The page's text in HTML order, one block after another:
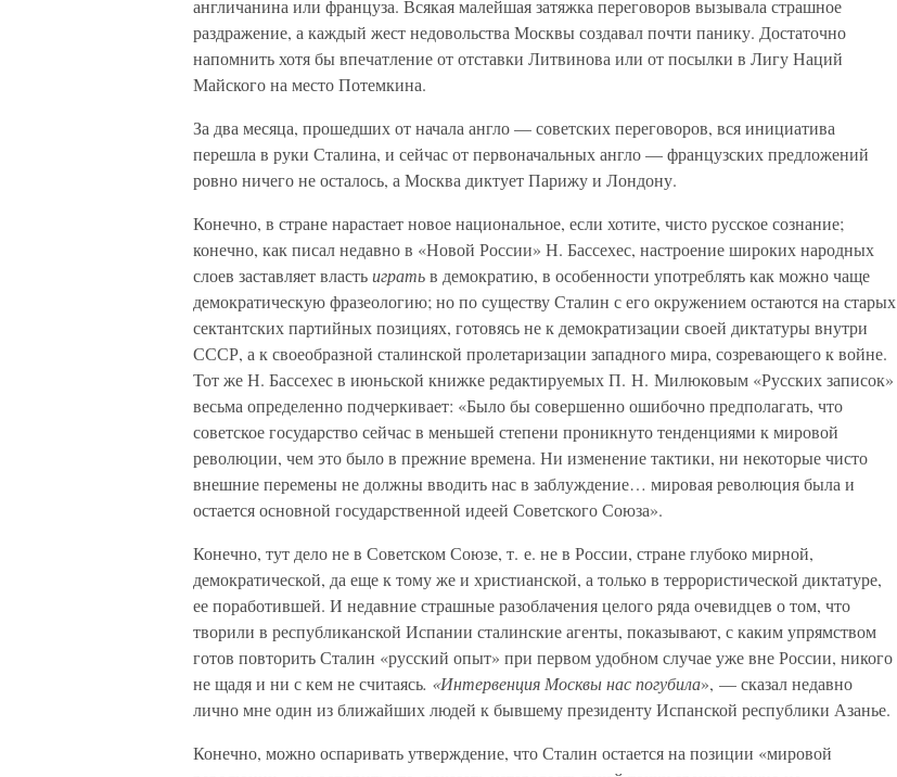
англичанина или француза. Всякая малейшая затяжка переговоров вызывала страшное
раздражение, а каждый жест недовольства Москвы создавал почти панику. Достаточно
напомнить хотя бы впечатление от отставки Литвинова или от посылки в Лигу Наций
Майского на место Потемкина.
За два месяца, прошедших от начала англо — советских переговоров, вся инициатива
перешла в руки Сталина, и сейчас от первоначальных англо — французских предложений
ровно ничего не осталось, а Москва диктует Парижу и Лондону.
Конечно, в стране нарастает новое национальное, если хотите, чисто русское сознание;
конечно, как писал недавно в «Новой России» Н. Бассехес, настроение широких народных
слоев заставляет властьигратьв демократию, в особенности употреблять как можно чаще
демократическую фразеологию; но по существу Сталин с его окружением остаются на старых
сектантских партийных позициях, готовясь не к демократизации своей диктатуры внутри
СССР, а к своеобразной сталинской пролетаризации западного мира, созревающего к войне.
Тот же Н. Бассехес в июньской книжке редактируемых П. Н. Милюковым «Русских записок»
весьма определенно подчеркивает: «Было бы совершенно ошибочно предполагать, что
советское государство сейчас в меньшей степени проникнуто тенденциями к мировой
революции, чем это было в прежние времена. Ни изменение тактики, ни некоторые чисто
внешние перемены не должны вводить нас в заблуждение… мировая революция была и
остается основной государственной идеей Советского Союза».
Конечно, тут дело не в Советском Союзе, т. е. не в России, стране глубоко мирной,
демократической, да еще к тому же и христианской, а только в террористической диктатуре,
ее поработившей. И недавние страшные разоблачения целого ряда очевидцев о том, что
творили в республиканской Испании сталинские агенты, показывают, с каким упрямством
готов повторить Сталин «русский опыт» при первом удобном случае уже вне России, никого
не щадя и ни с кем не считаясь. «Интервенция Москвы нас погубила», — сказал недавно
лично мне один из ближайших людей к бывшему президенту Испанской республики Азанье.
Конечно, можно оспаривать утверждение, что Сталин остается на позиции «мировой